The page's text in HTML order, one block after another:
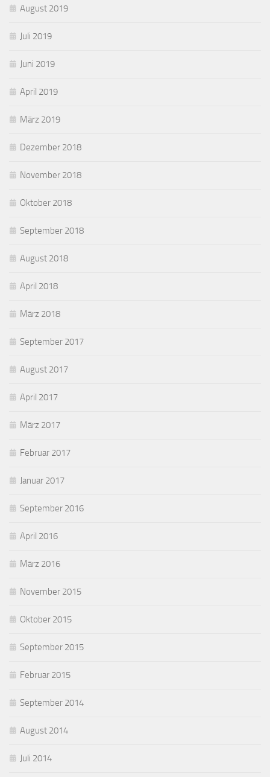
August 2019
Juli 2019
Juni 2019
April 2019
März 2019
Dezember 2018
November 2018
Oktober 2018
September 2018
August 2018
April 2018
März 2018
September 2017
August 2017
April 2017
März 2017
Februar 2017
Januar 2017
September 2016
April 2016
März 2016
November 2015
Oktober 2015
September 2015
Februar 2015
September 2014
August 2014
Juli 2014